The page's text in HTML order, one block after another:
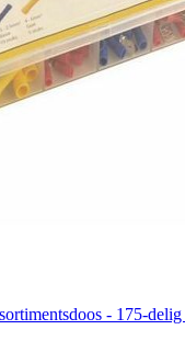
- 175-delig